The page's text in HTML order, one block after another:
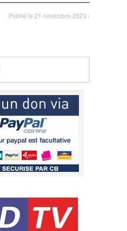
Publié le 21 novembre 2023 /